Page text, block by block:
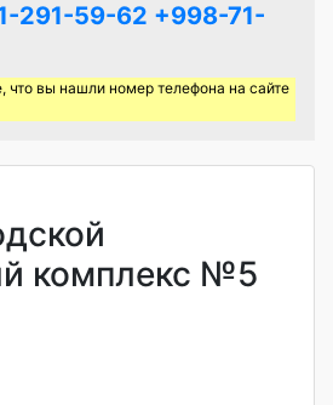
291-59-62 +998-71-
что вы нашли номер телефона на сайте
комплекс №5